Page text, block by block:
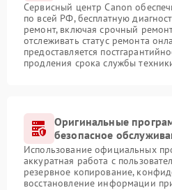
Сервисный центр Canon
по всей РФ, бесплатную
ремонт, включая срочный
отслеживать статус ремонта
предоставляется
продления срока службы
Оригинальные
безопасное
Использование официальных
аккуратная работа с
резервное копирование,
восстановление информации